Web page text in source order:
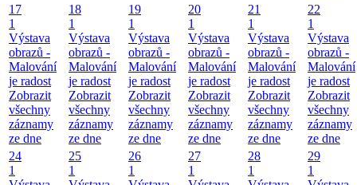
17
1
Výstava
obrazů -
Malování
je radost
Zobrazit
všechny
záznamy
ze dne
18
1
Výstava
obrazů -
Malování
je radost
Zobrazit
všechny
záznamy
ze dne
19
1
Výstava
obrazů -
Malování
je radost
Zobrazit
všechny
záznamy
ze dne
20
1
Výstava
obrazů -
Malování
je radost
Zobrazit
všechny
záznamy
ze dne
21
1
Výstava
obrazů -
Malování
je radost
Zobrazit
všechny
záznamy
ze dne
22
1
Výstava
obrazů -
Malování
je radost
Zobrazit
všechny
záznamy
ze dne
24
1
25
1
26
1
27
1
28
1
29
1